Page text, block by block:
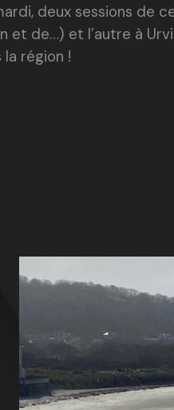
deux sessions de
et de…) et l’autre à
la région !